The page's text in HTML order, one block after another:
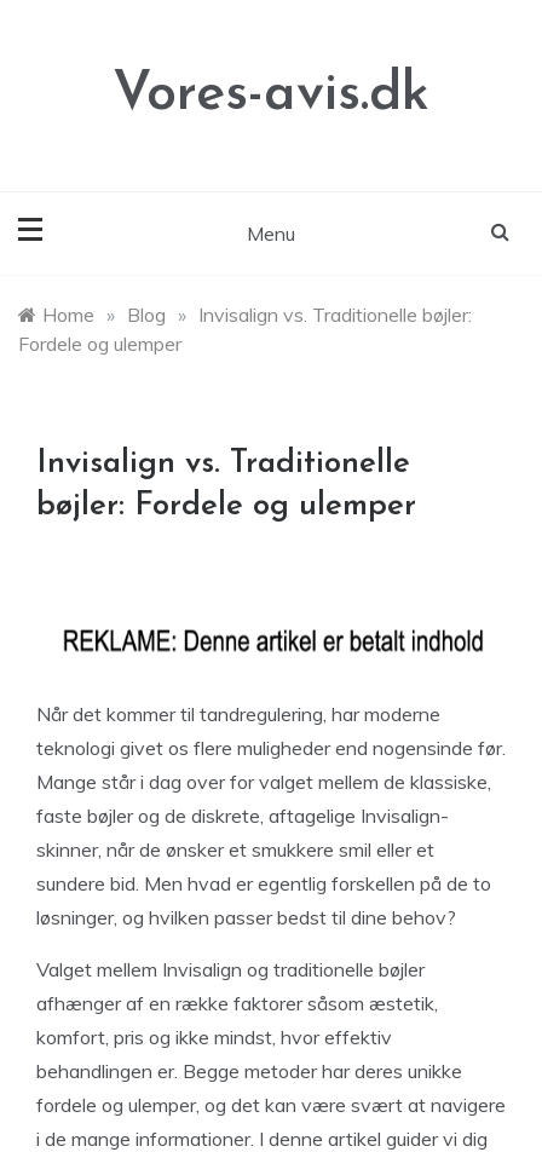
Vores-avis.dk
Menu
Home » Blog » Invisalign vs. Traditionelle bøjler:
Fordele og ulemper
Invisalign vs. Traditionelle
bøjler: Fordele og ulemper
Når det kommer til tandregulering, har moderne
teknologi givet os flere muligheder end nogensinde før.
Mange står i dag over for valget mellem de klassiske,
faste bøjler og de diskrete, aftagelige Invisalign-
skinner, når de ønsker et smukkere smil eller et
sundere bid. Men hvad er egentlig forskellen på de to
løsninger, og hvilken passer bedst til dine behov?
Valget mellem Invisalign og traditionelle bøjler
afhænger af en række faktorer såsom æstetik,
komfort, pris og ikke mindst, hvor effektiv
behandlingen er. Begge metoder har deres unikke
fordele og ulemper, og det kan være svært at navigere
i de mange informationer. I denne artikel guider vi dig